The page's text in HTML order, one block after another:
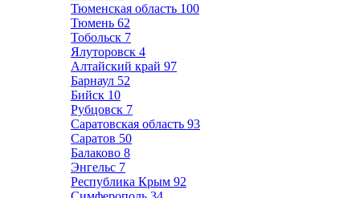
Тюменская область 100
Тюмень 62
Тобольск 7
Ялуторовск 4
Алтайский край 97
Барнаул 52
Бийск 10
Рубцовск 7
Саратовская область 93
Саратов 50
Балаково 8
Энгельс 7
Республика Крым 92